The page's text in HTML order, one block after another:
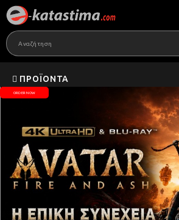
ΠΡΟΪΌΝΤΑ
ORDER NOW